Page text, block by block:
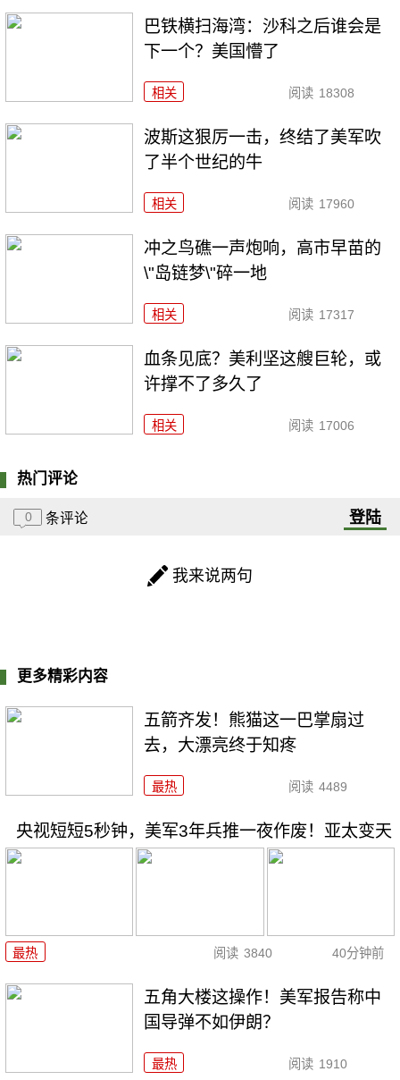
巴铁横扫海湾：沙科之后谁会是
下一个？美国懵了
相关 阅读 18308
波斯这狠厉一击，终结了美军吹
了半个世纪的牛
相关 阅读 17960
冲之鸟礁一声炮响，高市早苗的
\"岛链梦\"碎一地
相关 阅读 17317
血条见底？美利坚这艘巨轮，或
许撑不了多久了
相关 阅读 17006
热门评论
0 条评论 登陆
我来说两句
更多精彩内容
五箭齐发！熊猫这一巴掌扇过
去，大漂亮终于知疼
最热 阅读 4489
央视短短5秒钟，美军3年兵推一夜作废！亚太变天
最热 阅读 3840 40分钟前
五角大楼这操作！美军报告称中
国导弹不如伊朗？
最热 阅读 1910